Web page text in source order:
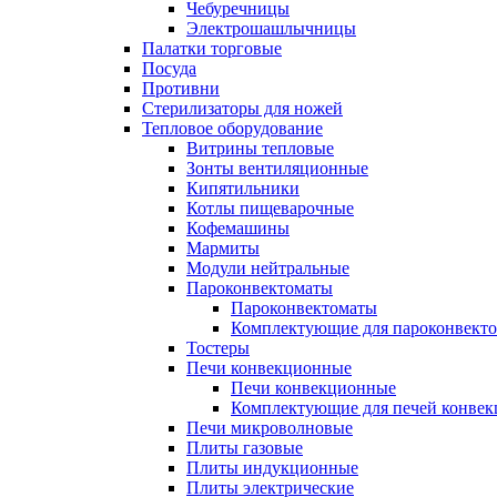
Чебуречницы
Электрошашлычницы
Палатки торговые
Посуда
Противни
Стерилизаторы для ножей
Тепловое оборудование
Витрины тепловые
Зонты вентиляционные
Кипятильники
Котлы пищеварочные
Кофемашины
Мармиты
Модули нейтральные
Пароконвектоматы
Пароконвектоматы
Комплектующие для
Тостеры
Печи конвекционные
Печи конвекционные
Комплектующие для печей
Печи микроволновые
Плиты газовые
Плиты индукционные
Плиты электрические